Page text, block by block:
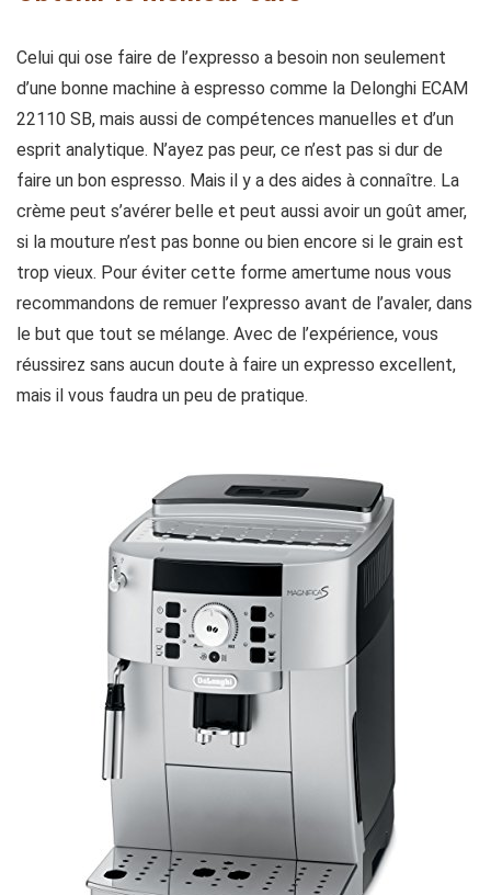
Celui qui ose faire de l’expresso a besoin non seulement
d’une bonne machine à espresso comme la Delonghi ECAM
22110 SB, mais aussi de compétences manuelles et d’un
esprit analytique. N’ayez pas peur, ce n’est pas si dur de
faire un bon espresso. Mais il y a des aides à connaître. La
crème peut s’avérer belle et peut aussi avoir un goût amer,
si la mouture n’est pas bonne ou bien encore si le grain est
trop vieux. Pour éviter cette forme amertume nous vous
recommandons de remuer l’expresso avant de l’avaler, dans
le but que tout se mélange. Avec de l’expérience, vous
réussirez sans aucun doute à faire un expresso excellent,
mais il vous faudra un peu de pratique.